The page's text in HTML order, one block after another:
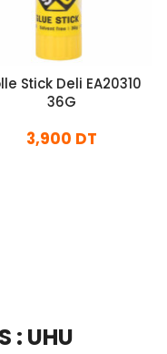
Stick Deli EA20310
36G
3,900 DT
: UHU